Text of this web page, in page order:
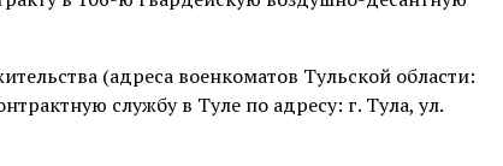
(адреса военкоматов Тульской области:
службу в Туле по адресу: г. Тула, ул.